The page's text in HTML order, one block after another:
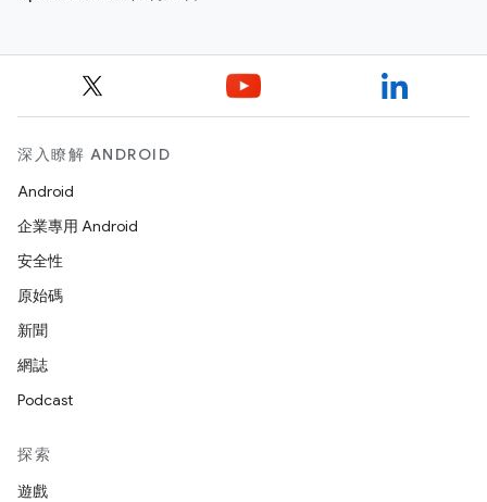
深入瞭解 ANDROID
Android
企業專用 Android
安全性
原始碼
新聞
網誌
Podcast
探索
遊戲